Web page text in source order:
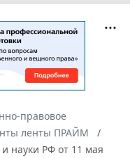
правовое
ленты ПРАЙМ
науки РФ от 11 мая